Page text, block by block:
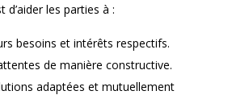
d’aider les parties à :
besoins et intérêts respectifs.
de manière constructive.
adaptées et mutuellement